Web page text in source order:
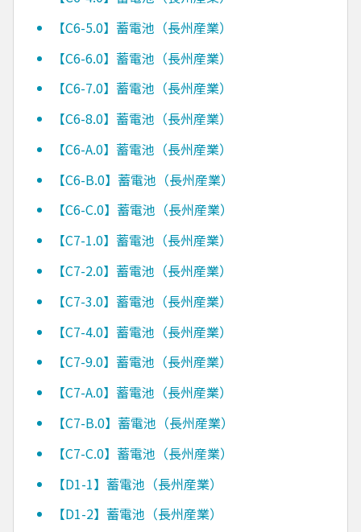
【C6-5.0】蓄電池（長州産業）
【C6-6.0】蓄電池（長州産業）
【C6-7.0】蓄電池（長州産業）
【C6-8.0】蓄電池（長州産業）
【C6-A.0】蓄電池（長州産業）
【C6-B.0】蓄電池（長州産業）
【C6-C.0】蓄電池（長州産業）
【C7-1.0】蓄電池（長州産業）
【C7-2.0】蓄電池（長州産業）
【C7-3.0】蓄電池（長州産業）
【C7-4.0】蓄電池（長州産業）
【C7-9.0】蓄電池（長州産業）
【C7-A.0】蓄電池（長州産業）
【C7-B.0】蓄電池（長州産業）
【C7-C.0】蓄電池（長州産業）
【D1-1】蓄電池（長州産業）
【D1-2】蓄電池（長州産業）